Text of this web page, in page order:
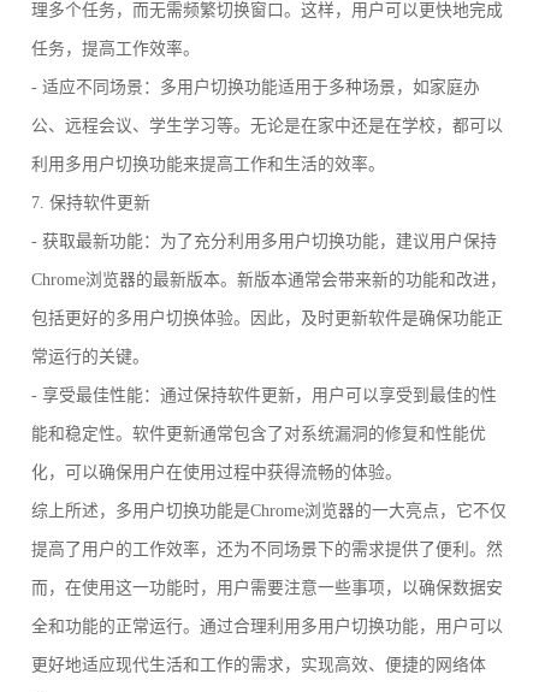
理多个任务，而无需频繁切换窗口。这样，用户可以更快地完成
任务，提高工作效率。
- 适应不同场景：多用户切换功能适用于多种场景，如家庭办
公、远程会议、学生学习等。无论是在家中还是在学校，都可以
利用多用户切换功能来提高工作和生活的效率。
7. 保持软件更新
- 获取最新功能：为了充分利用多用户切换功能，建议用户保持
Chrome浏览器的最新版本。新版本通常会带来新的功能和改进，
包括更好的多用户切换体验。因此，及时更新软件是确保功能正
常运行的关键。
- 享受最佳性能：通过保持软件更新，用户可以享受到最佳的性
能和稳定性。软件更新通常包含了对系统漏洞的修复和性能优
化，可以确保用户在使用过程中获得流畅的体验。
综上所述，多用户切换功能是Chrome浏览器的一大亮点，它不仅
提高了用户的工作效率，还为不同场景下的需求提供了便利。然
而，在使用这一功能时，用户需要注意一些事项，以确保数据安
全和功能的正常运行。通过合理利用多用户切换功能，用户可以
更好地适应现代生活和工作的需求，实现高效、便捷的网络体